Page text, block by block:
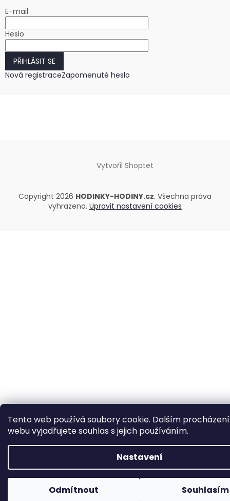
Tento web používá soubory cookie. Dalším
webu vyjadřujete souhlas s jejich používáním.
Nastavení
Odmítnout Souhlasím
E-mail
Heslo
PŘIHLÁSIT SE
Nová registraceZapomenuté heslo
Vytvořil Shoptet
Copyright 2026 HODINKY-HODINY.cz. Všechna práva
vyhrazena. Upravit nastavení cookies